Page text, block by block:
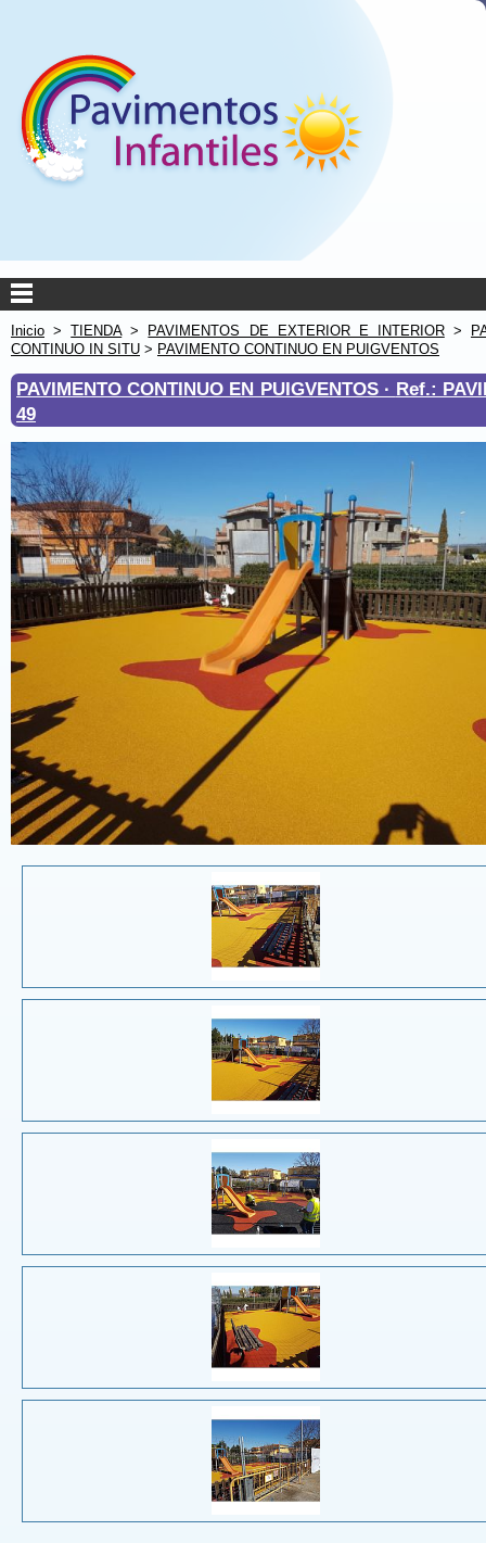
Inicio >TIENDA> PAVIMENTOS DE EXTERIOR E INTERIOR>
CONTINUO IN SITU > PAVIMENTO CONTINUO EN PUIGVENTOS
PAVIMENTO CONTINUO EN PUIGVENTOS · Ref.:
49